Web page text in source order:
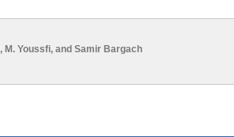
, M. Youssfi, and Samir Bargach